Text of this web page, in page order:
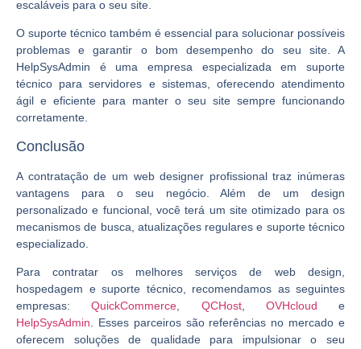
escaláveis para o seu site.
O suporte técnico também é essencial para solucionar possíveis
problemas e garantir o bom desempenho do seu site. A
HelpSysAdmin é uma empresa especializada em suporte
técnico para servidores e sistemas, oferecendo atendimento
ágil e eficiente para manter o seu site sempre funcionando
corretamente.
Conclusão
A contratação de um web designer profissional traz inúmeras
vantagens para o seu negócio. Além de um design
personalizado e funcional, você terá um site otimizado para os
mecanismos de busca, atualizações regulares e suporte técnico
especializado.
Para contratar os melhores serviços de web design,
hospedagem e suporte técnico, recomendamos as seguintes
empresas:QuickCommerce QCHost, OVHcloud e
HelpSysAdmin . Esses parceiros são referências no mercado e
oferecem soluções de qualidade para impulsionar o seu